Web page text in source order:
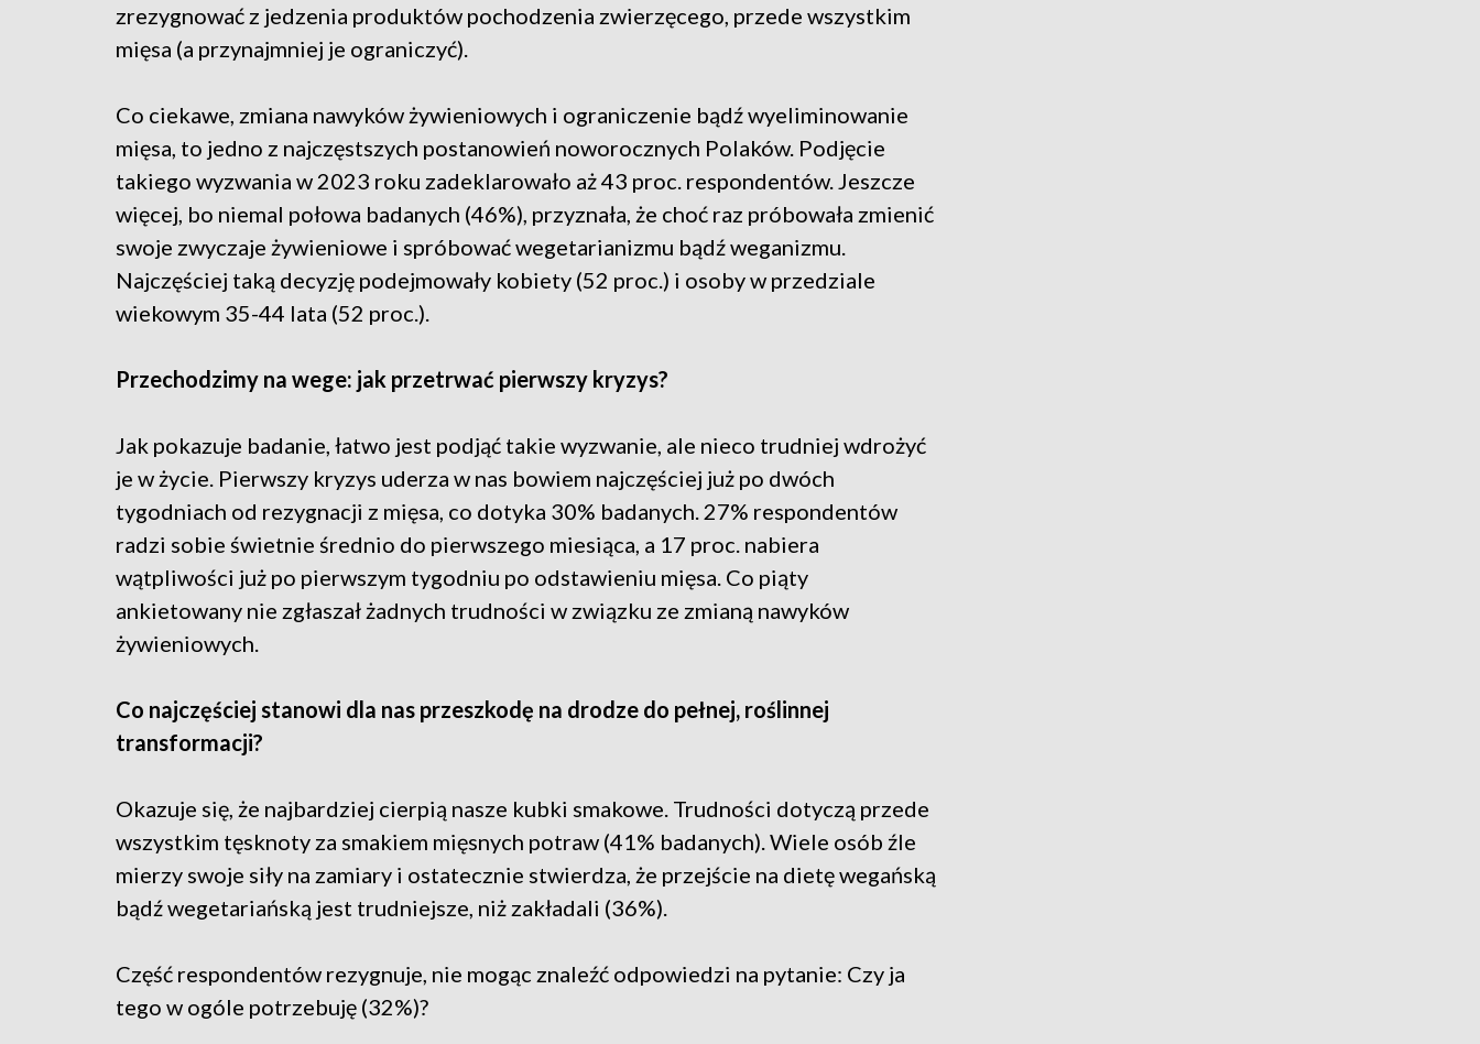
zrezygnować z jedzenia produktów pochodzenia zwierzęcego, przede wszystkim
mięsa (a przynajmniej je ograniczyć).
Co ciekawe, zmiana nawyków żywieniowych i ograniczenie bądź wyeliminowanie
mięsa, to jedno z najczęstszych postanowień noworocznych Polaków. Podjęcie
takiego wyzwania w 2023 roku zadeklarowało aż 43 proc. respondentów. Jeszcze
więcej, bo niemal połowa badanych (46%), przyznała, że choć raz próbowała zmienić
swoje zwyczaje żywieniowe i spróbować wegetarianizmu bądź weganizmu.
Najczęściej taką decyzję podejmowały kobiety (52 proc.) i osoby w przedziale
wiekowym 35-44 lata (52 proc.).
Przechodzimy na wege: jak przetrwać pierwszy kryzys?
Jak pokazuje badanie, łatwo jest podjąć takie wyzwanie, ale nieco trudniej wdrożyć
je w życie. Pierwszy kryzys uderza w nas bowiem najczęściej już po dwóch
tygodniach od rezygnacji z mięsa, co dotyka 30% badanych. 27% respondentów
radzi sobie świetnie średnio do pierwszego miesiąca, a 17 proc. nabiera
wątpliwości już po pierwszym tygodniu po odstawieniu mięsa. Co piąty
ankietowany nie zgłaszał żadnych trudności w związku ze zmianą nawyków
żywieniowych.
Co najczęściej stanowi dla nas przeszkodę na drodze do pełnej, roślinnej
transformacji?
Okazuje się, że najbardziej cierpią nasze kubki smakowe. Trudności dotyczą przede
wszystkim tęsknoty za smakiem mięsnych potraw (41% badanych). Wiele osób źle
mierzy swoje siły na zamiary i ostatecznie stwierdza, że przejście na dietę wegańską
bądź wegetariańską jest trudniejsze, niż zakładali (36%).
Część respondentów rezygnuje, nie mogąc znaleźć odpowiedzi na pytanie: Czy ja
tego w ogóle potrzebuję (32%)?